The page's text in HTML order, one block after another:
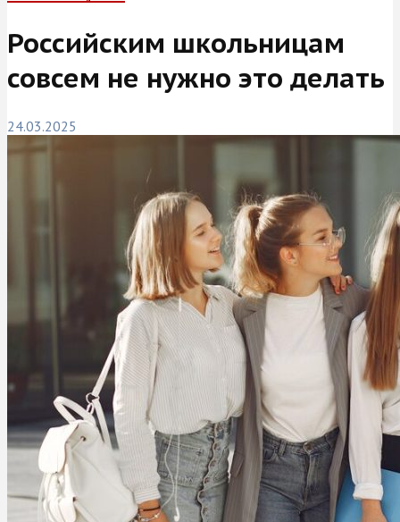
Российским школьницам
совсем не нужно это делать
24.03.2025